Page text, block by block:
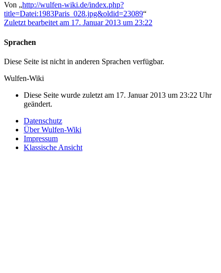
Von „http://wulfen-wiki.de/index.php?
title=Datei:1983Paris_028.jpg&oldid=23089“
Zuletzt bearbeitet am 17. Januar 2013 um 23:22
Sprachen
Diese Seite ist nicht in anderen Sprachen verfügbar.
Wulfen-Wiki
Diese Seite wurde zuletzt am 17. Januar 2013 um 23:22 Uhr
geändert.
Datenschutz
Über Wulfen-Wiki
Impressum
Klassische Ansicht